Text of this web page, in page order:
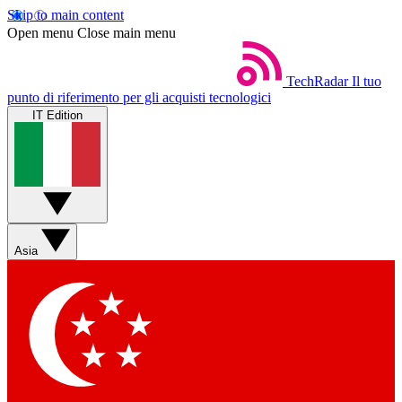
Skip to main content
Open menu Close main menu
TechRadar Il tuo
punto di riferimento per gli acquisti tecnologici
IT Edition
Asia